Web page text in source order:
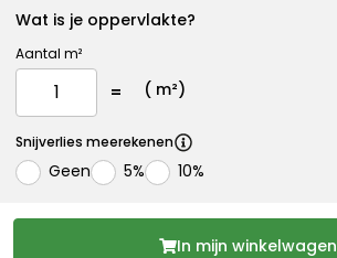
Wat is je oppervlakte?
Aantal m²
( m²)
Snijverlies meerekenen
Geen 5% 10%
In mijn winkelwagen